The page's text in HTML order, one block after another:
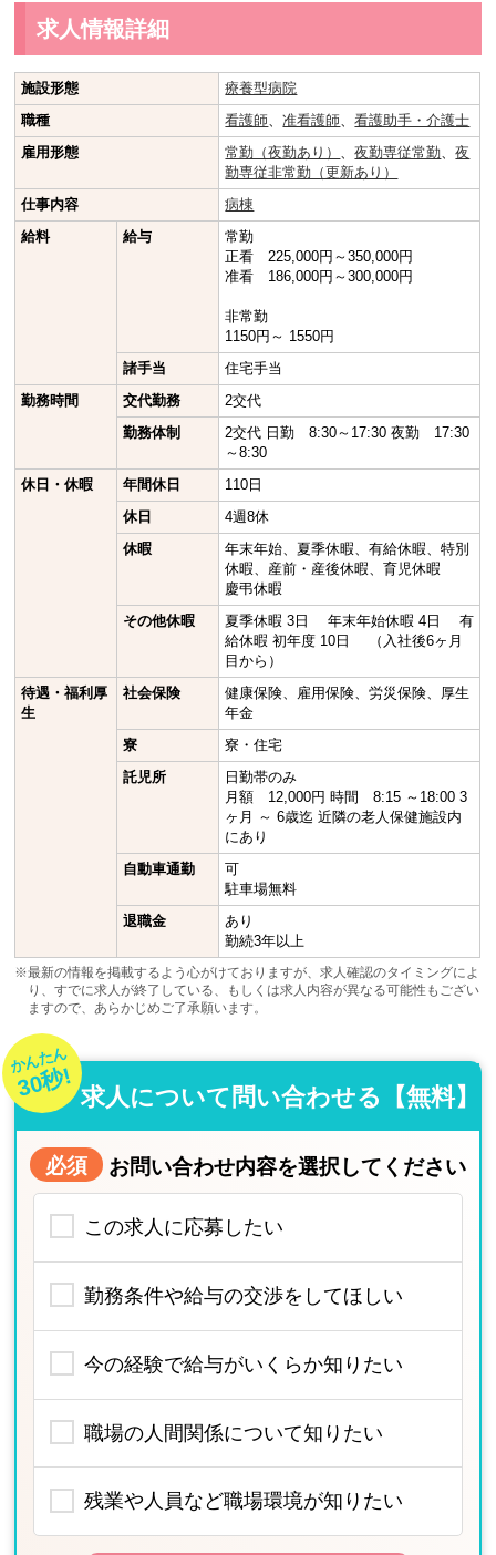
求人情報詳細
施設形態
療養型病院
職種
看護師 、准看護師 、看護助手・介護士
雇用形態
常勤（夜勤あり） 、夜勤専従常勤 、夜
勤専従非常勤（更新あり）
仕事内容
病棟
給料
給与
常勤
正看 225,000円～350,000円
准看 186,000円～300,000円
非常勤
1150円～ 1550円
諸手当
住宅手当
勤務時間
交代勤務
2交代
勤務体制
2交代 日勤 8:30～17:30 夜勤 17:30
～8:30
休日・休暇
年間休日
110日
休日
4週8休
休暇
年末年始、夏季休暇、有給休暇、特別
休暇、産前・産後休暇、育児休暇
慶弔休暇
その他休暇
夏季休暇 3日 年末年始休暇 4日 有
給休暇 初年度 10日 （入社後6ヶ月
目から）
待遇・福利厚
生
社会保険
健康保険、雇用保険、労災保険、厚生
年金
寮
寮・住宅
託児所
日勤帯のみ
月額 12,000円 時間 8:15 ～18:00 3
ヶ月 ～ 6歳迄 近隣の老人保健施設内
にあり
自動車通勤
可
駐車場無料
退職金
あり
勤続3年以上
※最新の情報を掲載するよう心がけておりますが、求人確認のタイミングによ
り、すでに求人が終了している、もしくは求人内容が異なる可能性もござい
ますので、あらかじめご了承願います。
かんたん
30秒! 求人について問い合わせる【無料】
必須 お問い合わせ内容を選択してください
この求人に応募したい
勤務条件や給与の交渉をしてほしい
今の経験で給与がいくらか知りたい
職場の人間関係について知りたい
残業や人員など職場環境が知りたい